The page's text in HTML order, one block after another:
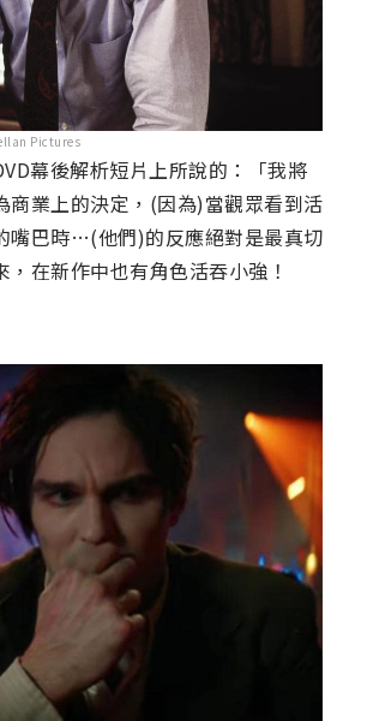
Pictures
幕後解析短片上所說的：「我將
商業上的決定，(因為)當觀眾看到活
嘴巴時…(他們)的反應絕對是最真切
，在新作中也有角色活吞小強！